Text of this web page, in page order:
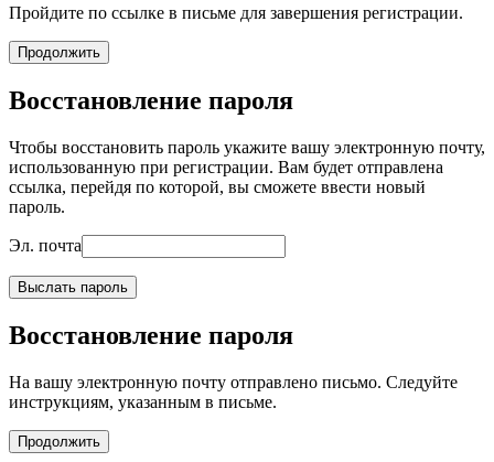
Пройдите по ссылке в письме для завершения регистрации.
Продолжить
Восстановление пароля
Чтобы восстановить пароль укажите вашу электронную почту,
использованную при регистрации. Вам будет отправлена
ссылка, перейдя по которой, вы сможете ввести новый
пароль.
Эл. почта
Выслать пароль
Восстановление пароля
На вашу электронную почту отправлено письмо. Следуйте
инструкциям, указанным в письме.
Продолжить